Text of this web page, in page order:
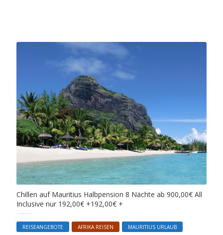
Chillen auf Mauritius Halbpension 8 Nächte ab 900,00€ All
Inclusive nur 192,00€ +192,00€ +
REISEANGEBOTE AFRIKA REISEN MAURITIUS URLAUB